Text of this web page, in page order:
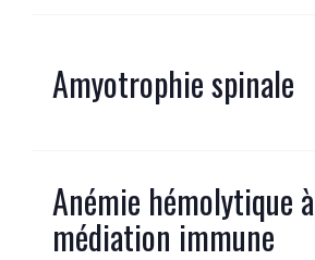
Amyotrophie spinale
Anémie hémolytique à
médiation immune